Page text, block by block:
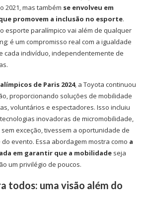
2021, mas também se envolveu em
promovem a inclusão no esporte.
esporte paralímpico vai além de qualquer
é um compromisso real com a igualdade
cada indivíduo, independentemente de
de Paris 2024, a Toyota continuou
proporcionando soluções de mobilidade
voluntários e espectadores. Isso incluiu
inovadoras de micromobilidade,
exceção, tivessem a oportunidade de
evento. Essa abordagem mostra como a
em garantir que a mobilidade seja
um privilégio de poucos.
todos: uma visão além do